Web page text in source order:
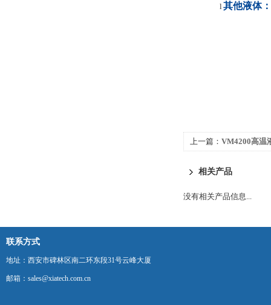
l其他液体：
上一篇： VM4200高温
相关产品
没有相关产品信息...
联系方式
地址：西安市碑林区南二环东段31号云峰大厦
邮箱：sales@xiatech.com.cn